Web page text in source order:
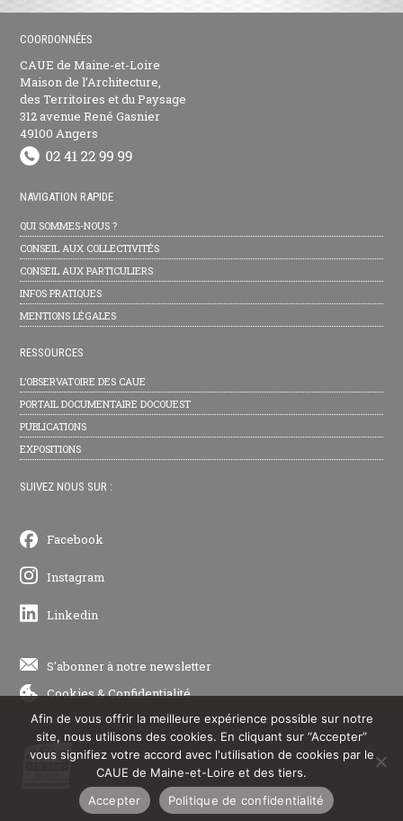
COORDONNÉES
CAUE de Maine-et-Loire
Maison de l’Architecture,
des Territoires et du Paysage
312 avenue René Gasnier
49100 Angers
NAVIGATION RAPIDE
QUI SOMMES-NOUS ?
CONSEIL AUX COLLECTIVITÉS
CONSEIL AUX PARTICULIERS
INFOS PRATIQUES
MENTIONS LÉGALES
RESSOURCES
L’OBSERVATOIRE DES CAUE
PORTAIL DOCUMENTAIRE DOCOUEST
PUBLICATIONS
EXPOSITIONS
SUIVEZ NOUS SUR :
Facebook
Instagram
Linkedin
S'abonner à notre newsletter
Cookies&Confidentialité
Afin de vous offrir la meilleure expérience possible sur notre
site, nous utilisons des cookies. En cliquant sur “Accepter”
vous signifiez votre accord avec l'utilisation de cookies par le
CAUE de Maine-et-Loire et des tiers.
Accepter
Politique de confidentialité